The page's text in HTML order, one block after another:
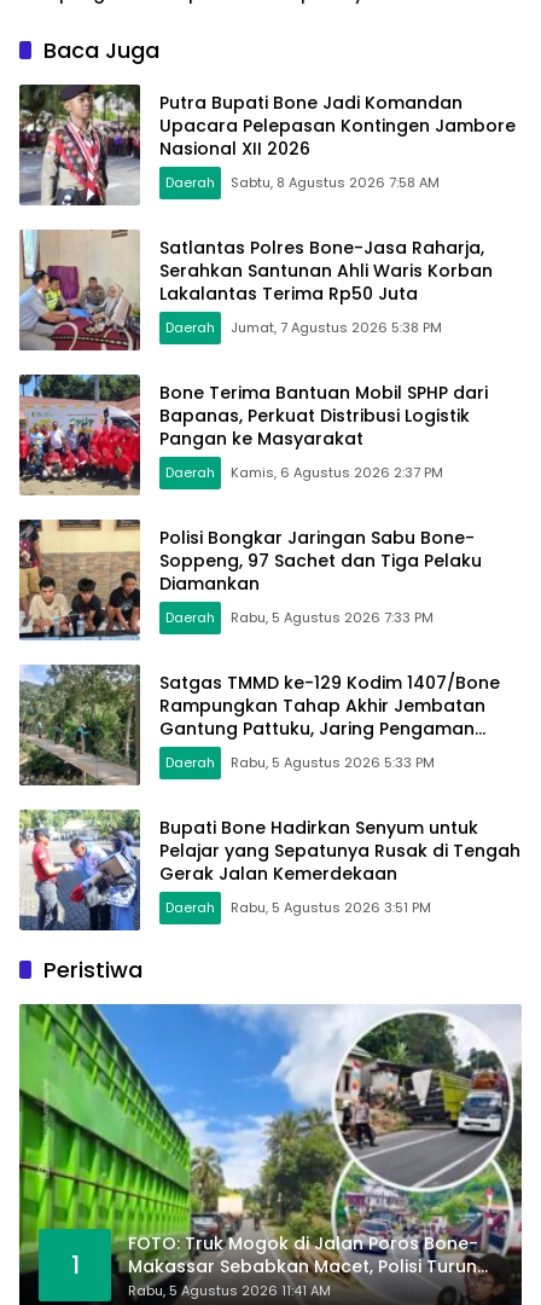
Pattuku, Jaring Pengaman
Mulai Terpasang
Baca Juga
Putra Bupati Bone Jadi Komandan
Upacara Pelepasan Kontingen Jambore
Nasional XII 2026
Daerah Sabtu, 8 Agustus 2026 7:58 AM
Satlantas Polres Bone-Jasa Raharja,
Serahkan Santunan Ahli Waris Korban
Lakalantas Terima Rp50 Juta
Daerah Jumat, 7 Agustus 2026 5:38 PM
Bone Terima Bantuan Mobil SPHP dari
Bapanas, Perkuat Distribusi Logistik
Pangan ke Masyarakat
Daerah Kamis, 6 Agustus 2026 2:37 PM
Polisi Bongkar Jaringan Sabu Bone-
Soppeng, 97 Sachet dan Tiga Pelaku
Diamankan
Daerah Rabu, 5 Agustus 2026 7:33 PM
Satgas TMMD ke-129 Kodim 1407/Bone
Rampungkan Tahap Akhir Jembatan
Gantung Pattuku, Jaring Pengaman
Mulai Terpasang
Daerah Rabu, 5 Agustus 2026 5:33 PM
Bupati Bone Hadirkan Senyum untuk
Pelajar yang Sepatunya Rusak di Tengah
Gerak Jalan Kemerdekaan
Daerah Rabu, 5 Agustus 2026 3:51 PM
Peristiwa
1
FOTO: Truk Mogok di Jalan Poros Bone-
Makassar Sebabkan Macet, Polisi Turun
Tangan
Rabu, 5 Agustus 2026 11:41 AM